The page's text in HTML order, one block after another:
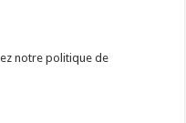
notre politique de